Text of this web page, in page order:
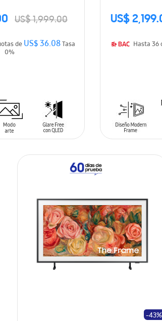
US$ 1,999.00
36 cuotas deUS$ 36.08Tasa
0%
US$
-43%